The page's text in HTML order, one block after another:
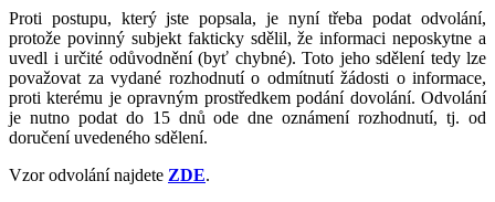
Proti postupu, který jste popsala, je nyní třeba podat odvolání,
protože povinný subjekt fakticky sdělil, že informaci neposkytne a
uvedl i určité odůvodnění (byť chybné). Toto jeho sdělení tedy lze
považovat za vydané rozhodnutí o odmítnutí žádosti o informace,
proti kterému je opravným prostředkem podání dovolání. Odvolání
je nutno podat do 15 dnů ode dne oznámení rozhodnutí, tj. od
doručení uvedeného sdělení.
Vzor odvolání najdete ZDE.